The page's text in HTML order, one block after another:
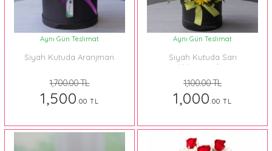
Aynı Gün Teslimat
Siyah Kutuda Aranjman
1,700.00 TL
1,500.00 TL
Aynı Gün Teslimat
Siyah Kutuda Sarı
Krizantemler
1,100.00 TL
1,000.00 TL